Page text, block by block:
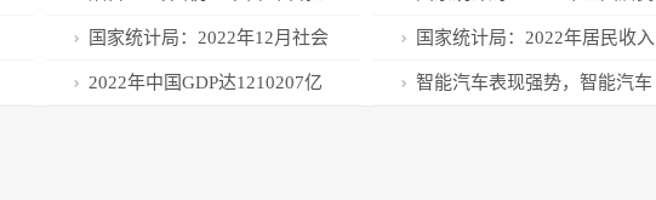
进口钾肥 人均可支配收入36883元
国家统计局：2022年12月社会
消费品零售总额下降1.8%
国家统计局：2022年居民收入
增长与经济增长基本同步
2022年中国GDP达1210207亿 智能汽车表现强势，智能汽车